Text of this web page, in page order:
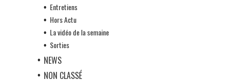
Entretiens
Hors Actu
La vidéo de la semaine
Sorties
NEWS
NON CLASSÉ